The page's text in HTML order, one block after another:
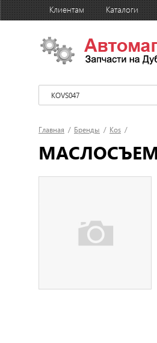
Клиентам Каталоги
Главная / Бренды / Kos /